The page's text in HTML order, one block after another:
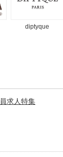
diptyque
求人特集